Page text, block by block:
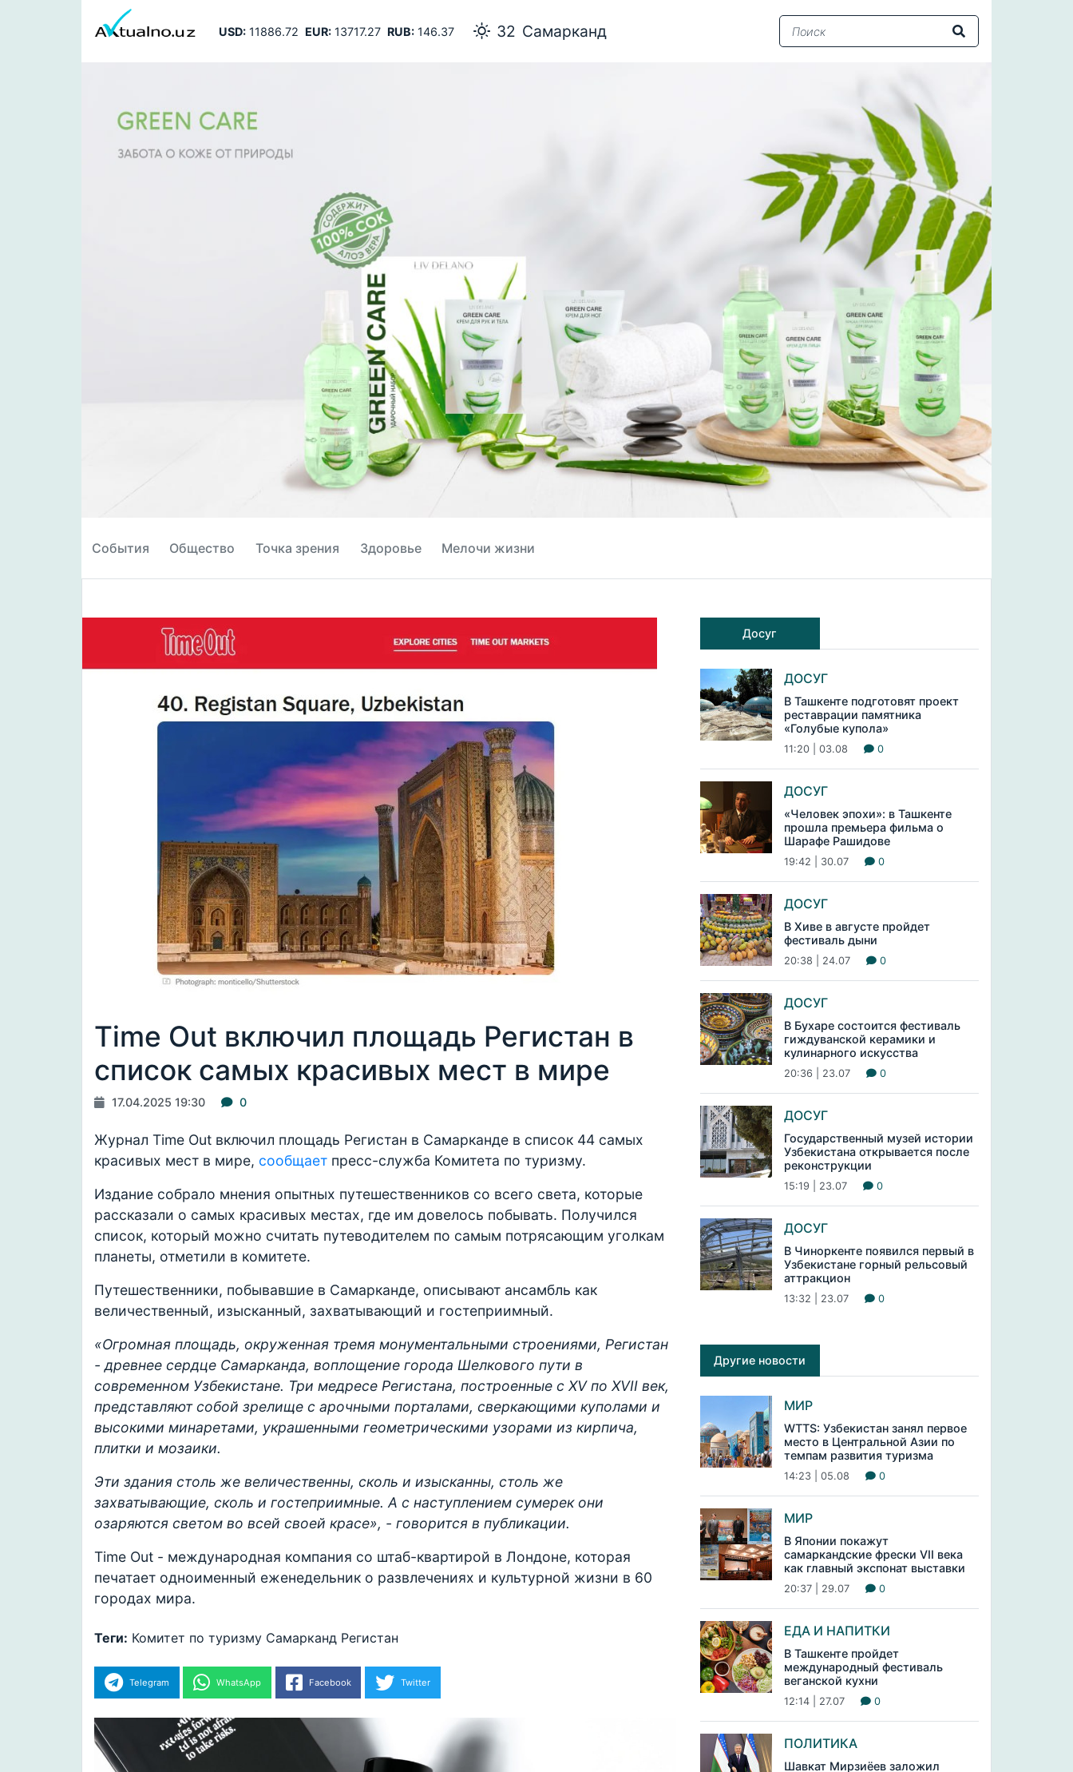
USD:11886.72 EUR:13717.27 RUB:146.37 32 Самарканд
События Общество Точка зрения Здоровье Мелочи жизни
Time Out включил площадь Регистан в
список самых красивых мест в мире
17.04.2025 19:30 0
Журнал Time Out включил площадь Регистан в Самарканде в список 44 самых
красивых мест в мире, сообщает пресс-служба Комитета по туризму.
Издание собрало мнения опытных путешественников со всего света, которые
рассказали о самых красивых местах, где им довелось побывать. Получился
список, который можно считать путеводителем по самым потрясающим уголкам
планеты, отметили в комитете.
Путешественники, побывавшие в Самарканде, описывают ансамбль как
величественный, изысканный, захватывающий и гостеприимный.
«Огромная площадь, окруженная тремя монументальными строениями, Регистан
- древнее сердце Самарканда, воплощение города Шелкового пути в
современном Узбекистане. Три медресе Регистана, построенные с XV по XVII век,
представляют собой зрелище с арочными порталами, сверкающими куполами и
высокими минаретами, украшенными геометрическими узорами из кирпича,
плитки и мозаики.
Эти здания столь же величественны, сколь и изысканны, столь же
захватывающие, сколь и гостеприимные. А с наступлением сумерек они
озаряются светом во всей своей красе», - говорится в публикации.
Time Out - международная компания со штаб-квартирой в Лондоне, которая
печатает одноименный еженедельник о развлечениях и культурной жизни в 60
городах мира.
Теги: Комитет по туризму Самарканд Регистан
Telegram WhatsApp Facebook Twitter
Досуг
ДОСУГ
В Ташкенте подготовят проект
реставрации памятника
«Голубые купола»
11:20 | 03.08 0
ДОСУГ
«Человек эпохи»: в Ташкенте
прошла премьера фильма о
Шарафе Рашидове
19:42 | 30.07 0
ДОСУГ
В Хиве в августе пройдет
фестиваль дыни
20:38 | 24.07 0
ДОСУГ
В Бухаре состоится фестиваль
гиждуванской керамики и
кулинарного искусства
20:36 | 23.07 0
ДОСУГ
Государственный музей истории
Узбекистана открывается после
реконструкции
15:19 | 23.07 0
ДОСУГ
В Чиноркенте появился первый в
Узбекистане горный рельсовый
аттракцион
13:32 | 23.07 0
Другие новости
МИР
WTTS: Узбекистан занял первое
место в Центральной Азии по
темпам развития туризма
14:23 | 05.08 0
МИР
В Японии покажут
самаркандские фрески VII века
как главный экспонат выставки
20:37 | 29.07 0
ЕДА И НАПИТКИ
В Ташкенте пройдет
международный фестиваль
веганской кухни
12:14 | 27.07 0
ПОЛИТИКА
Шавкат Мирзиёев заложил